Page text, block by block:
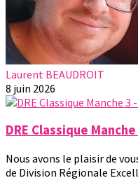
Laurent BEAUDROIT
8 juin 2026
DRE Classique
Nous avons le plaisir de
de Division Régionale